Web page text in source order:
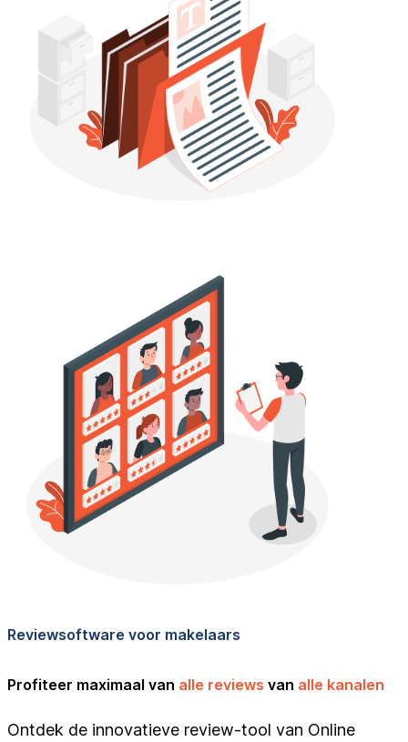
Reviewsoftware voor makelaars
Profiteer maximaal van alle reviews van alle kanalen
Ontdek de innovatieve review-tool van Online